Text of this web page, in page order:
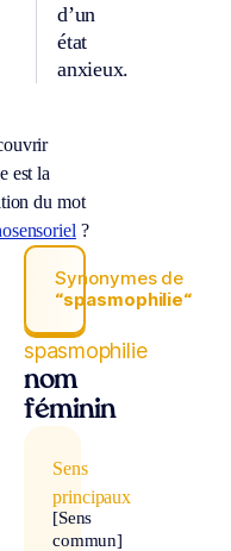
d’un
état
anxieux.
est la
du mot
?
Synonymes de
“spasmophilie“
spasmophilie
nom
féminin
Sens
principaux
[Sens
commun]